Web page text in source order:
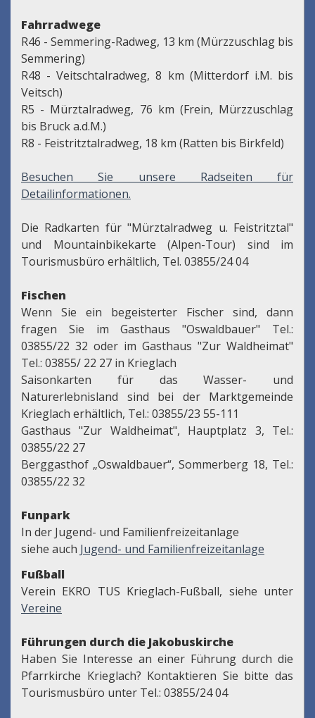
Fahrradwege
R46 - Semmering-Radweg, 13 km (Mürzzuschlag bis
Semmering)
R48 - Veitschtalradweg, 8 km (Mitterdorf i.M. bis
Veitsch)
R5 - Mürztalradweg, 76 km (Frein, Mürzzuschlag
bis Bruck a.d.M.)
R8 - Feistritztalradweg, 18 km (Ratten bis Birkfeld)
Besuchen Sie unsere Radseiten für
Detailinformationen.
Die Radkarten für "Mürztalradweg u. Feistritztal"
und Mountainbikekarte (Alpen-Tour) sind im
Tourismusbüro erhältlich, Tel. 03855/24 04
Fischen
Wenn Sie ein begeisterter Fischer sind, dann
fragen Sie im Gasthaus "Oswaldbauer" Tel.:
03855/22 32 oder im Gasthaus "Zur Waldheimat"
Tel.: 03855/ 22 27 in Krieglach
Saisonkarten für das Wasser- und
Naturerlebnisland sind bei der Marktgemeinde
Krieglach erhältlich, Tel.: 03855/23 55-111
Gasthaus "Zur Waldheimat", Hauptplatz 3, Tel.:
03855/22 27
Berggasthof „Oswaldbauer“, Sommerberg 18, Tel.:
03855/22 32
Funpark
In der Jugend- und Familienfreizeitanlage
siehe auch Jugend- und Familienfreizeitanlage
Fußball
Verein EKRO TUS Krieglach-Fußball, siehe unter
Vereine
Führungen durch die Jakobuskirche
Haben Sie Interesse an einer Führung durch die
Pfarrkirche Krieglach? Kontaktieren Sie bitte das
Tourismusbüro unter Tel.: 03855/24 04